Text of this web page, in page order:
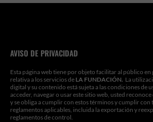
AVISO DE PRIVACIDAD
Esta página web tiene por objeto facilitar al público
relativa a los servicios de LA FUNDACIÓN. La
digital y su contenido está sujeta a las condiciones de
acceder, navegar o usar este sitio web, usted
y se obliga a cumplir con estos términos y cumplir con
reglamentos aplicables, incluida la exportación y
reglamentos de control.